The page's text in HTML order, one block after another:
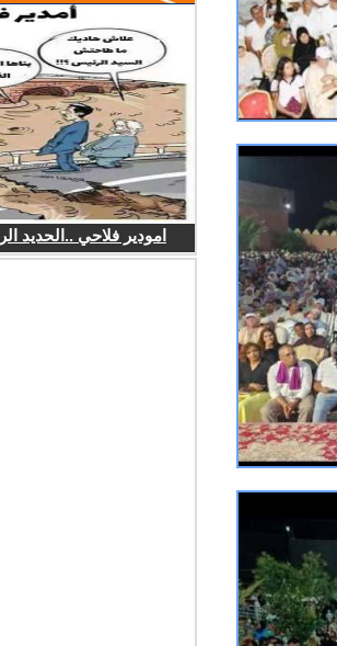
امودير فلاحي ..الحديد